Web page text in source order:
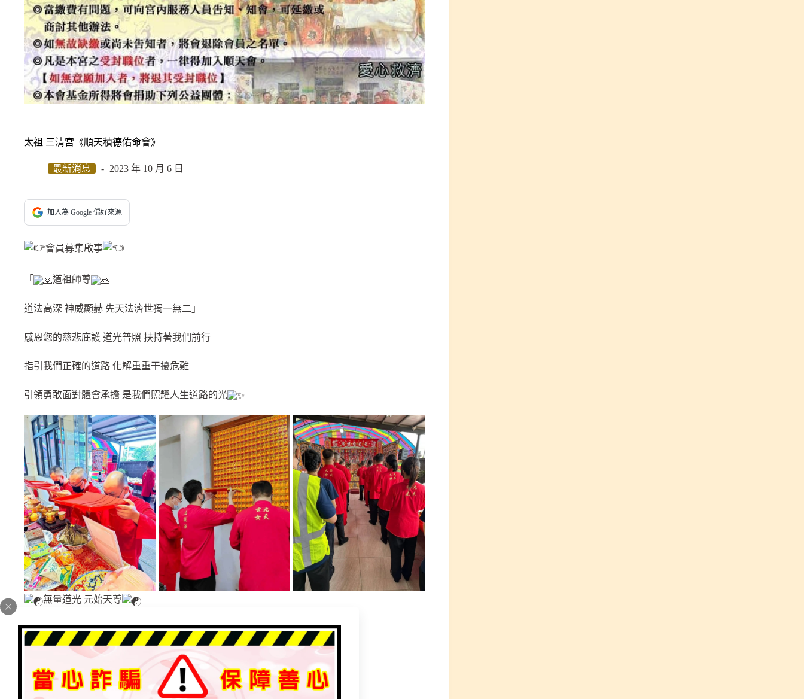
太祖 三清宮《順天積德佑命會》
最新消息 2023 年 10 月 6 日
加入為 Google 偏好來源
會員募集啟事
「 道祖師尊
道法高深 神威顯赫 先天法濟世獨一無二」
感恩您的慈悲庇護 道光普照 扶持著我們前行
指引我們正確的道路 化解重重干擾危難
引領勇敢面對體會承擔 是我們照耀人生道路的光
無量道光 元始天尊
順天會於101年道祖師尊指示設立
持續不斷照顧扶持無數順天會員
並定期舉辦愛心活動幫助弱勢貧困